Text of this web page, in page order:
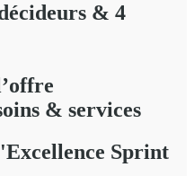
& 4
& services
Sprint